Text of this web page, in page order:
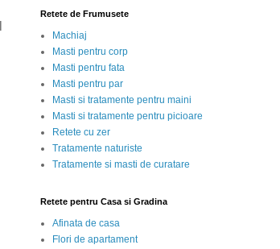
Retete de Frumusete
Machiaj
Masti pentru corp
Masti pentru fata
Masti pentru par
Masti si tratamente pentru maini
Masti si tratamente pentru picioare
Retete cu zer
Tratamente naturiste
Tratamente si masti de curatare
Retete pentru Casa si Gradina
Afinata de casa
Flori de apartament